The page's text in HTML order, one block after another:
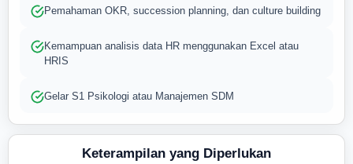
Pemahaman OKR, succession planning, dan culture building
Kemampuan analisis data HR menggunakan Excel atau
HRIS
Gelar S1 Psikologi atau Manajemen SDM
Keterampilan yang Diperlukan